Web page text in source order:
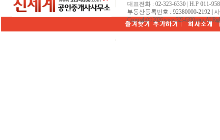
대표전화 : 02-323-6330 | H.P 011-
부동산등록번호 : 92380000-2192 |
Copyrightⓒ 2026 www.323-6330.com. All